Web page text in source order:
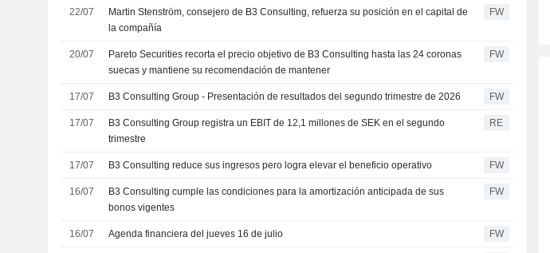
22/07
Martin Stenström, consejero de B3 Consulting, refuerza su posición en el capital de
la compañía
FW
20/07
Pareto Securities recorta el precio objetivo de B3 Consulting hasta las 24 coronas
suecas y mantiene su recomendación de mantener
FW
17/07 B3 Consulting Group - Presentación de resultados del segundo trimestre de 2026 FW
17/07
B3 Consulting Group registra un EBIT de 12,1 millones de SEK en el segundo
trimestre
RE
17/07 B3 Consulting reduce sus ingresos pero logra elevar el beneficio operativo FW
16/07
B3 Consulting cumple las condiciones para la amortización anticipada de sus
bonos vigentes
FW
16/07 Agenda financiera del jueves 16 de julio FW